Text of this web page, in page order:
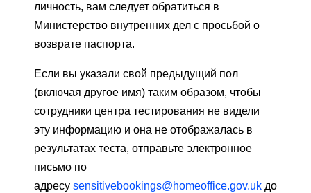
личность, вам следует обратиться в
Министерство внутренних дел с просьбой о
возврате паспорта.
Если вы указали свой предыдущий пол
(включая другое имя) таким образом, чтобы
сотрудники центра тестирования не видели
эту информацию и она не отображалась в
результатах теста, отправьте электронное
письмо по
адресу sensitivebookings@homeoffice.gov.uk до